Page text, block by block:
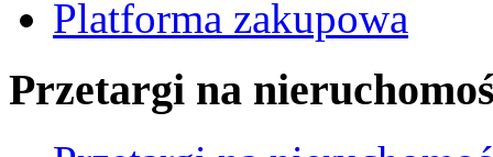
Platforma zakupowa
Przetargi na